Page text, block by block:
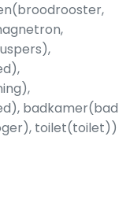
badkamer(bad
toilet(toilet))